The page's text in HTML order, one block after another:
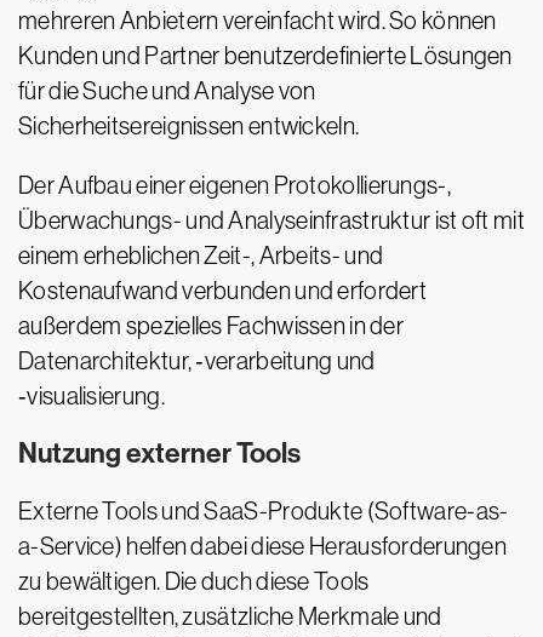
mehreren Anbietern vereinfacht wird. So können
Kunden und Partner benutzerdefinierte Lösungen
für die Suche und Analyse von
Sicherheitsereignissen entwickeln.
Der Aufbau einer eigenen Protokollierungs-,
Überwachungs- und Analyseinfrastruktur ist oft mit
einem erheblichen Zeit-, Arbeits- und
Kostenaufwand verbunden und erfordert
außerdem spezielles Fachwissen in der
Datenarchitektur, ‑verarbeitung und
‑visualisierung.
Nutzung externer Tools
Externe Tools und SaaS-Produkte (Software-as-
a-Service) helfen dabei diese Herausforderungen
zu bewältigen. Die duch diese Tools
bereitgestellten, zusätzliche Merkmale und